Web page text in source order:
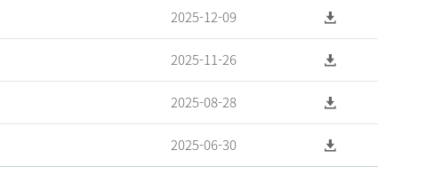
2025-12-09
2025-11-26
2025-08-28
2025-06-30